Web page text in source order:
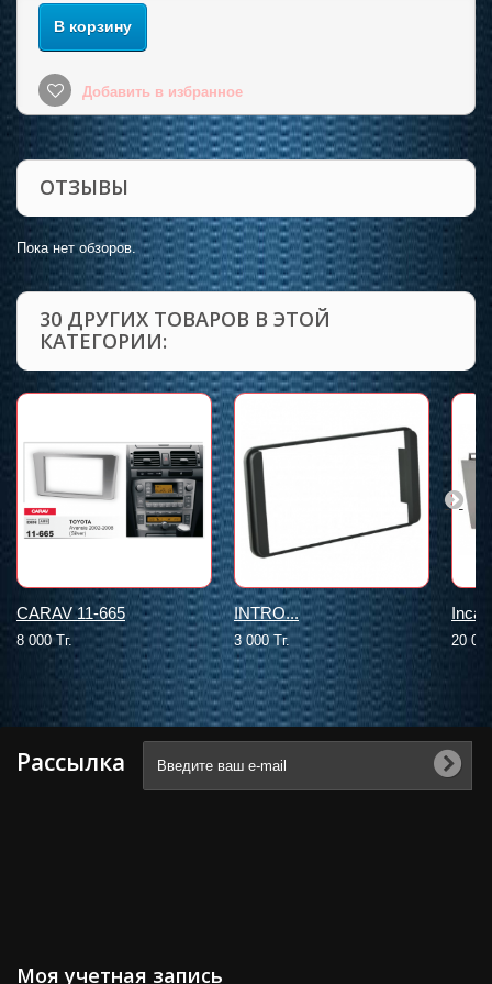
В корзину
Добавить в избранное
ОТЗЫВЫ
Пока нет обзоров.
30 ДРУГИХ ТОВАРОВ В ЭТОЙ
КАТЕГОРИИ:
CARAV 11-665
8 000 Тг.
INTRO...
3 000 Тг.
Incar
20
Рассылка
Моя учетная запись